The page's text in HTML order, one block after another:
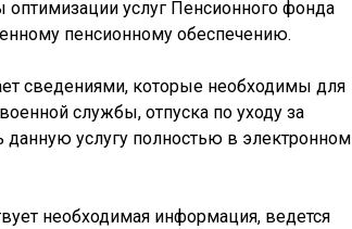
оптимизации услуг Пенсионного фонда
пенсионному обеспечению.
сведениями, которые необходимы для
службы, отпуска по уходу за
данную услугу полностью в электронном
необходимая информация, ведется